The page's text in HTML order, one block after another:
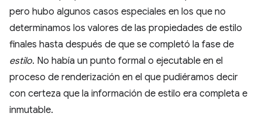
pero hubo algunos casos especiales en los que no
determinamos los valores de las propiedades de estilo
finales hasta después de que se completó la fase de
estilo. No había un punto formal o ejecutable en el
proceso de renderización en el que pudiéramos decir
con certeza que la información de estilo era completa e
inmutable.